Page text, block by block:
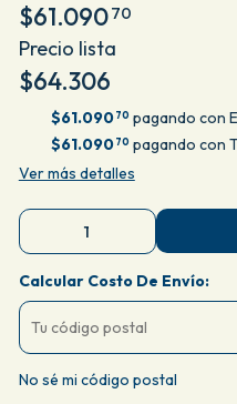
$61.09070
Precio lista
$64.306
$61.090 70 pagando con
$61.090 70 pagando con
Ver más detalles
Calcular Costo De Envío:
No sé mi código postal